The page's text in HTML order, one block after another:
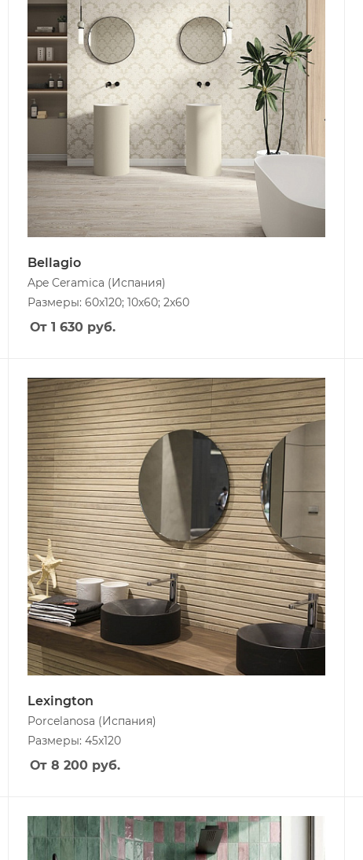
Bellagio
Ape Ceramica (Испания)
Размеры: 60x120; 10x60; 2x60
От 1 630 руб.
Lexington
Porcelanosa (Испания)
Размеры: 45x120
От 8 200 руб.